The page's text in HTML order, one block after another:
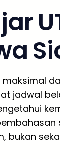
jadwal
bukan